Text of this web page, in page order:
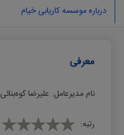
درباره موسسه کاریابی ﺧﯿﺎم
معرفی
نام مدیرعامل: ﻋﻠﯿﺮﺿﺎ ﮐﻮهﺑﻨﺎﺋﯽ
رتبه: